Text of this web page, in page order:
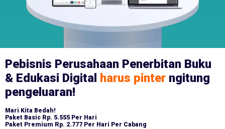
Pebisnis Perusahaan Penerbitan Buku
& Edukasi Digital
harus pinter ngitung
pengeluaran!
Mari Kita Bedah!
Paket Basic Rp. 5.555 Per Hari
Paket Premium Rp. 2.777 Per Hari Per Cabang